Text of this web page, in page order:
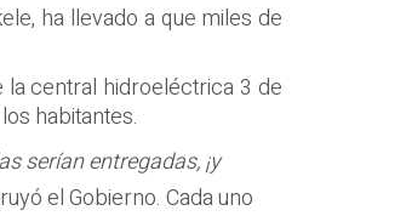
ha llevado a que miles de
la central hidroeléctrica 3 de
habitantes.
serían entregadas, ¡y
el Gobierno. Cada uno